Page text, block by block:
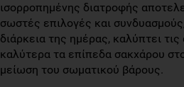
ισορροπημένης διατροφής
σωστές επιλογές και
διάρκεια της ημέρας, καλύπτει
καλύτερα τα επίπεδα σακχάρου
μείωση του σωματικού βάρους.